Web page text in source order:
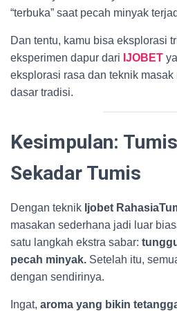
“terbuka” saat pecah minyak
Dan tentu, kamu bisa eksplorasi
eksperimen dapur dari IJOBET
eksplorasi rasa dan teknik
dasar tradisi.
Kesimpulan:
Sekadar Tumis
Dengan teknik Ijobet
masakan sederhana jadi luar
satu langkah ekstra sabar:
pecah minyak. Setelah itu,
dengan sendirinya.
Ingat, aroma yang bikin